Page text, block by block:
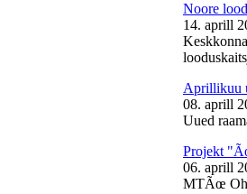
Noore
14. aprill
Aprillikuu
08. aprill
Uued
Projekt
06. aprill
MTÃœ